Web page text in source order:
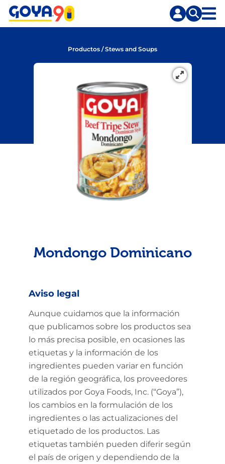
Saltar
Saltar
Productos /Stews and Soups
Mondongo Dominicano
Aviso legal
Aunque cuidamos que la información
que publicamos sobre los productos sea
lo más precisa posible, en ocasiones las
etiquetas y la información de los
ingredientes pueden variar en función
de la región geográfica, los proveedores
utilizados por Goya Foods, Inc. (“Goya”),
los cambios en la formulación de los
ingredientes o las actualizaciones del
etiquetado de los productos. Las
etiquetas también pueden diferir según
el país de origen y dependiendo de la